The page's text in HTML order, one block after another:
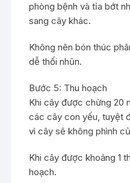
phòng bệnh và tỉa bớt
sang cây khác.
Không nên bón thúc
dễ thối nhũn.
Bước 5: Thu hoạch
Khi cây được chừng 20
các cây con yếu, tuyệt
vì cây sẽ không phình
Khi cây được khoảng 1
hoạch.